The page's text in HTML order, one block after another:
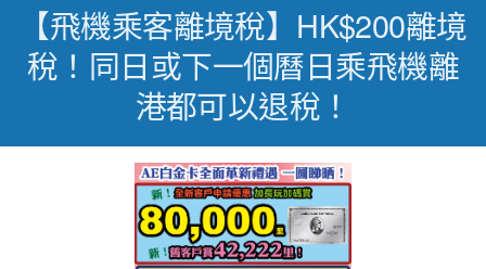
【飛機乘客離境稅】HK$200離境
稅！同日或下一個曆日乘飛機離
港都可以退稅！